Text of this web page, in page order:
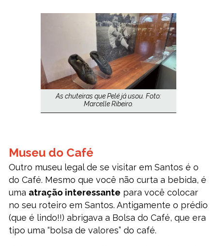
As chuteiras que Pelé já usou. Foto:
Marcelle Ribeiro.
Museu do Café
Outro museu legal de se visitar em Santos é o
do Café. Mesmo que você não curta a bebida, é
uma atração interessante para você colocar
no seu roteiro em Santos. Antigamente o prédio
(que é lindo!!) abrigava a Bolsa do Café, que era
tipo uma “bolsa de valores” do café.